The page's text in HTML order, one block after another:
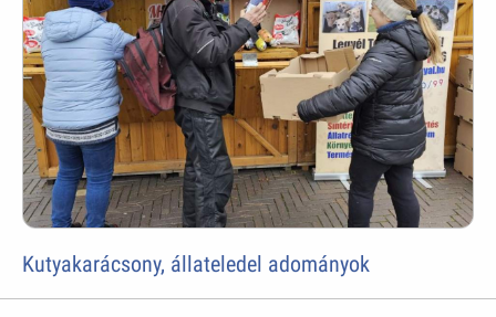
Kutyakarácsony, állateledel adományok